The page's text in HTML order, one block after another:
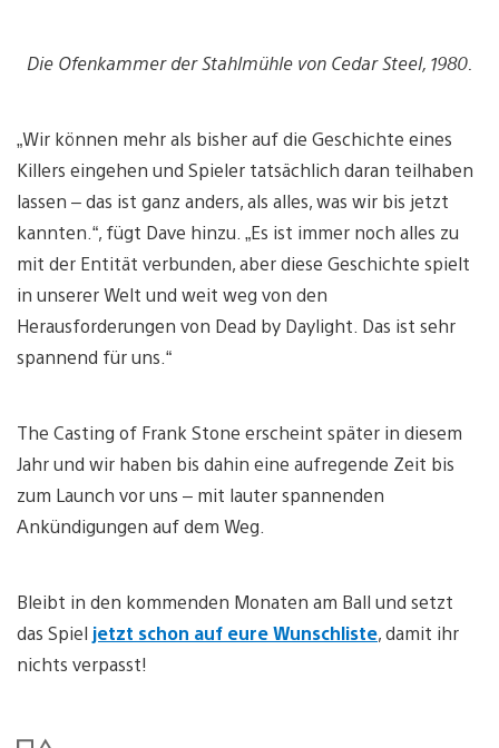
Die Ofenkammer der Stahlmühle von Cedar Steel, 1980.
„Wir können mehr als bisher auf die Geschichte eines
Killers eingehen und Spieler tatsächlich daran teilhaben
lassen – das ist ganz anders, als alles, was wir bis jetzt
kannten.“, fügt Dave hinzu. „Es ist immer noch alles zu
mit der Entität verbunden, aber diese Geschichte spielt
in unserer Welt und weit weg von den
Herausforderungen von Dead by Daylight. Das ist sehr
spannend für uns.“
The Casting of Frank Stone erscheint später in diesem
Jahr und wir haben bis dahin eine aufregende Zeit bis
zum Launch vor uns – mit lauter spannenden
Ankündigungen auf dem Weg.
Bleibt in den kommenden Monaten am Ball und setzt
das Spiel jetzt schon auf eure Wunschliste, damit ihr
nichts verpasst!